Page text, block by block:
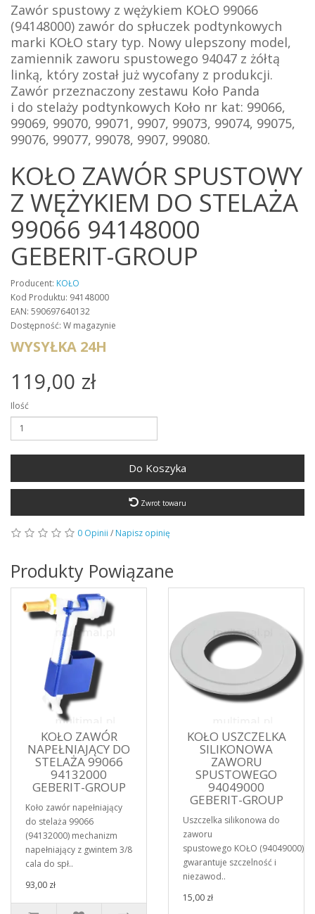
Zawór spustowy z wężykiem KOŁO 99066
(94148000) zawór do spłuczek podtynkowych
marki KOŁO stary typ. Nowy ulepszony model,
zamiennik zaworu spustowego 94047 z żółtą
linką, który został już wycofany z produkcji.
Zawór przeznaczony zestawu Koło Panda
i do stelaży podtynkowych Koło nr kat: 99066,
99069, 99070, 99071, 9907, 99073, 99074, 99075,
99076, 99077, 99078, 9907, 99080.
KOŁO ZAWÓR SPUSTOWY
Z WĘŻYKIEM DO STELAŻA
99066 94148000
GEBERIT-GROUP
Producent: KOŁO
Kod Produktu: 94148000
EAN: 590697640132
Dostępność: W magazynie
WYSYŁKA 24H
119,00 zł
Ilość
Do Koszyka
Zwrot towaru
0 Opinii / Napisz opinię
Produkty Powiązane
KOŁO ZAWÓR
NAPEŁNIAJĄCY DO
STELAŻA 99066
94132000
GEBERIT-GROUP
Koło zawór napełniający
do stelaża 99066
(94132000) mechanizm
napełniający z gwintem 3/8
cala do spł..
93,00 zł
KOŁO USZCZELKA
SILIKONOWA
ZAWORU
SPUSTOWEGO
94049000
GEBERIT-GROUP
Uszczelka silikonowa do
zaworu
spustowego KOŁO (94049000)
gwarantuje szczelność i
niezawod..
15,00 zł